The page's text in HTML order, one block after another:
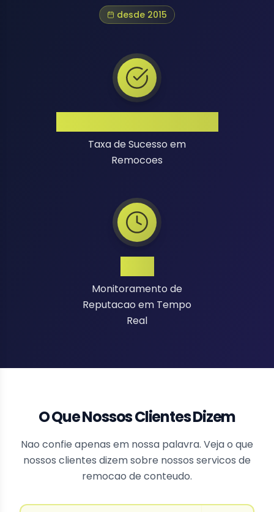
desde 2015
Taxa de Sucesso em
Remocoes
Monitoramento de
Reputacao em Tempo
Real
O Que Nossos Clientes Dizem
Nao confie apenas em nossa palavra. Veja o que
nossos clientes dizem sobre nossos servicos de
remocao de conteudo.